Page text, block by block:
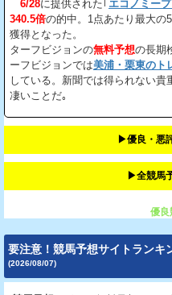
6/28に提供された｢エコノミー
340.5倍の的中。1点あたり最大の
獲得となった。
ターフビジョンの無料予想の長期
ーフビジョンでは美浦・栗東のト
している。新聞では得られない貴
凄いことだ｡
▶︎優良・悪
▶︎全競馬
優良
要注意！競馬予想サイトランキ
(2026/08/07)